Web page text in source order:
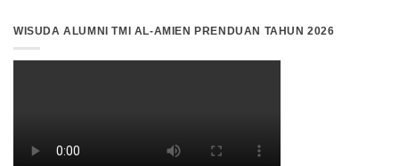
WISUDA ALUMNI TMI AL-AMIEN PRENDUAN TAHUN 2026